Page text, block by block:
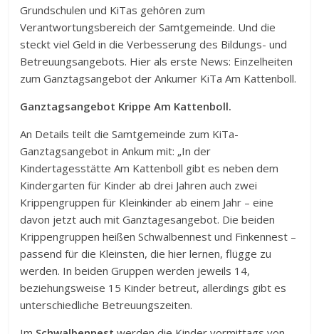
Grundschulen und KiTas gehören zum
Verantwortungsbereich der Samtgemeinde. Und die
steckt viel Geld in die Verbesserung des Bildungs- und
Betreuungsangebots. Hier als erste News: Einzelheiten
zum Ganztagsangebot der Ankumer KiTa Am Kattenboll.
Ganztagsangebot Krippe Am Kattenboll.
An Details teilt die Samtgemeinde zum KiTa-
Ganztagsangebot in Ankum mit: „In der
Kindertagesstätte Am Kattenboll gibt es neben dem
Kindergarten für Kinder ab drei Jahren auch zwei
Krippengruppen für Kleinkinder ab einem Jahr – eine
davon jetzt auch mit Ganztagesangebot. Die beiden
Krippengruppen heißen Schwalbennest und Finkennest –
passend für die Kleinsten, die hier lernen, flügge zu
werden. In beiden Gruppen werden jeweils 14,
beziehungsweise 15 Kinder betreut, allerdings gibt es
unterschiedliche Betreuungszeiten.